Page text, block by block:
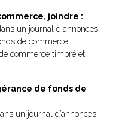
joindre :
un journal d'annonces
de commerce
commerce timbré et
de fonds de
un journal d’annonces